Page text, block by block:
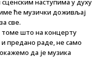
наступима у духу
ће музички доживљај
све.
томе што на концерту
и предано раде, не само
да је музика